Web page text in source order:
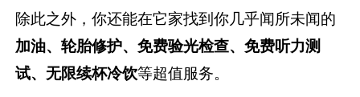
除此之外，你还能在它家找到你几乎闻所未闻的
加油、轮胎修护、免费验光检查、免费听力测
试、无限续杯冷饮等超值服务。